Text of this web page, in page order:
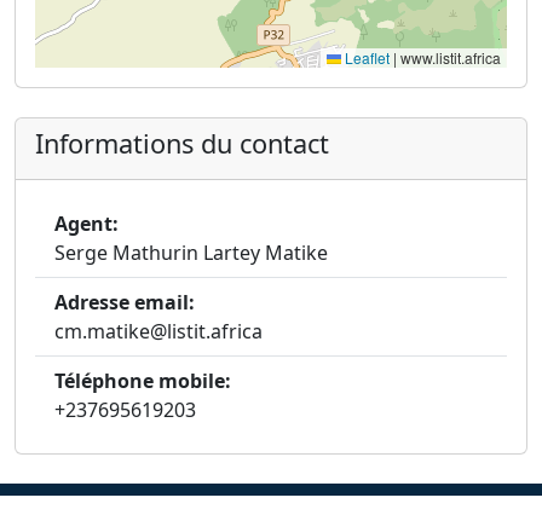
Leaflet | www.listit.africa
Informations du contact
Agent:
Serge Mathurin Lartey Matike
Adresse email:
cm.matike@listit.africa
Téléphone mobile:
+237695619203